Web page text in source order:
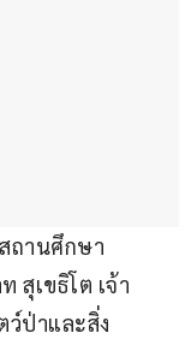
ถานศึกษา
สุเขธิโต เจ้า
ป่าและสิ่ง